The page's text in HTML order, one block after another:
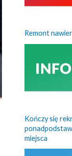
Remont
Kończy się
miejsca